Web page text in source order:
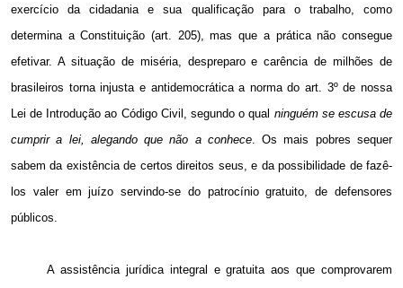
exercício da cidadania e sua qualificação para o trabalho, como
determina a Constituição (art. 205), mas que a prática não consegue
efetivar. A situação de miséria, despreparo e carência de milhões de
brasileiros torna injusta e antidemocrática a norma do art. 3º de nossa
Lei de Introdução ao Código Civil, segundo o qual ninguém se escusa de
cumprir a lei, alegando que não a conhece. Os mais pobres sequer
sabem da existência de certos direitos seus, e da possibilidade de fazê-
los valer em juízo servindo-se do patrocínio gratuito, de defensores
públicos.
A assistência jurídica integral e gratuita aos que comprovarem